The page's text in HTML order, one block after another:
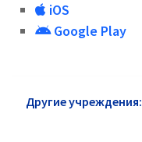
iOS
Google Play
Другие учреждения: